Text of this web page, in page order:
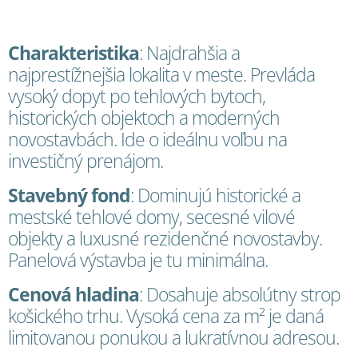
Charakteristika: Najdrahšia a
najprestížnejšia lokalita v meste. Prevláda
vysoký dopyt po tehlových bytoch,
historických objektoch a moderných
novostavbách. Ide o ideálnu voľbu na
investičný prenájom.
Stavebný fond: Dominujú historické a
mestské tehlové domy, secesné vilové
objekty a luxusné rezidenčné novostavby.
Panelová výstavba je tu minimálna.
Cenová hladina: Dosahuje absolútny strop
košického trhu. Vysoká cena za m² je daná
limitovanou ponukou a lukratívnou adresou.